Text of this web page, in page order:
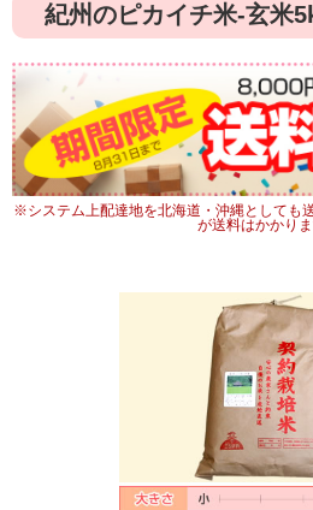
紀州のピカイチ米-玄米
※システム上配達地を北海道・沖縄としても
が送料はかかりま